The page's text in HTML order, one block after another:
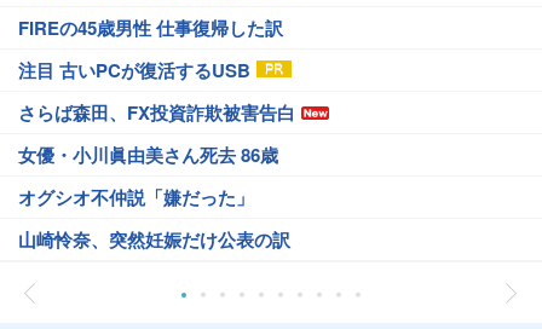
FIREの45歳男性 仕事復帰した訳
注目 古いPCが復活するUSB
さらば森田、FX投資詐欺被害告白
女優・小川眞由美さん死去 86歳
オグシオ不仲説「嫌だった」
山崎怜奈、突然妊娠だけ公表の訳